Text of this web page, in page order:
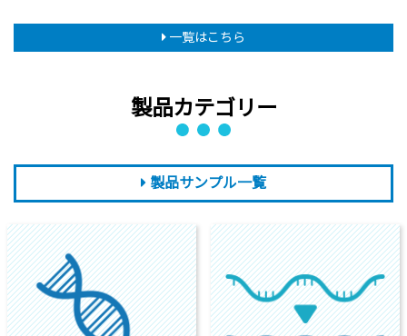
一覧はこちら
製品カテゴリー
製品サンプル一覧